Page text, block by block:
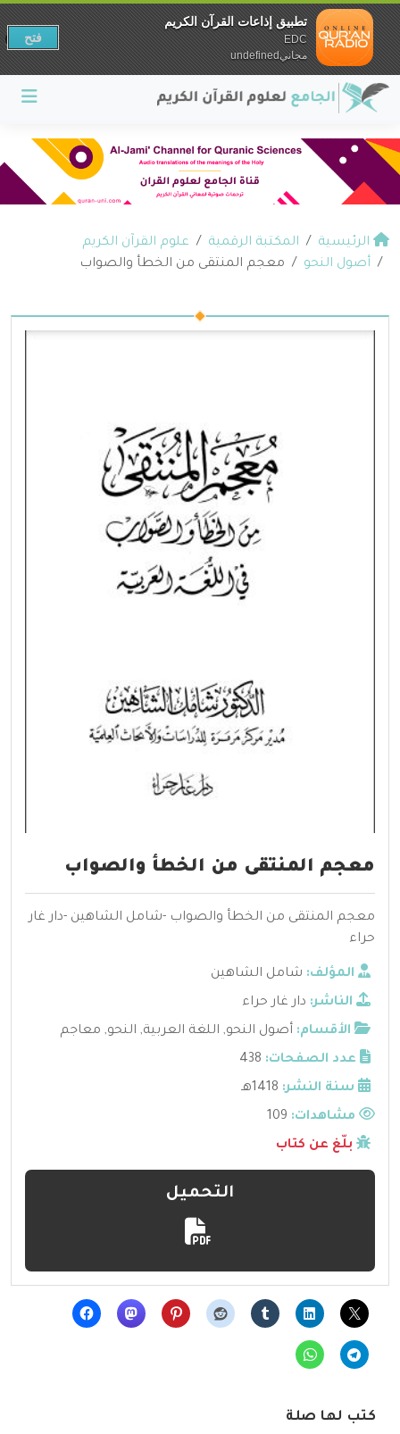
الرئيسية المكتبة الرقمية
علوم القرآن الكريم
أصول النحو
معجم المنتقى من الخطأ والصواب
معجم المنتقى من الخطأ والصواب
معجم المنتقى من الخطأ والصواب -شامل الشاهين -دار غار
حراء
المؤلف: شامل الشاهين
الناشر: دار غار حراء
الأقسام: أصول النحو, اللغة العربية, النحو, معاجم
عدد الصفحات: 438
سنة النشر: 1418هـ
مشاهدات:
بلّغ عن كتاب
التحميل
كتب لها صلة
تطبيق إذاعات القرآن الكريم
EDC
مجانيundefined
فتح